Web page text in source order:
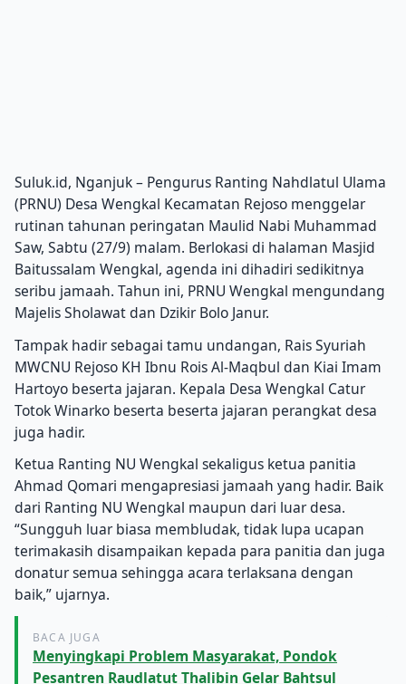
Suluk.id, Nganjuk – Pengurus Ranting Nahdlatul Ulama
(PRNU) Desa Wengkal Kecamatan Rejoso menggelar
rutinan tahunan peringatan Maulid Nabi Muhammad
Saw, Sabtu (27/9) malam. Berlokasi di halaman Masjid
Baitussalam Wengkal, agenda ini dihadiri sedikitnya
seribu jamaah. Tahun ini, PRNU Wengkal mengundang
Majelis Sholawat dan Dzikir Bolo Janur.
Tampak hadir sebagai tamu undangan, Rais Syuriah
MWCNU Rejoso KH Ibnu Rois Al-Maqbul dan Kiai Imam
Hartoyo beserta jajaran. Kepala Desa Wengkal Catur
Totok Winarko beserta beserta jajaran perangkat desa
juga hadir.
Ketua Ranting NU Wengkal sekaligus ketua panitia
Ahmad Qomari mengapresiasi jamaah yang hadir. Baik
dari Ranting NU Wengkal maupun dari luar desa.
“Sungguh luar biasa membludak, tidak lupa ucapan
terimakasih disampaikan kepada para panitia dan juga
donatur semua sehingga acara terlaksana dengan
baik,” ujarnya.
BACA JUGA
Menyingkapi Problem Masyarakat, Pondok
Pesantren Raudlatut Thalibin Gelar Bahtsul